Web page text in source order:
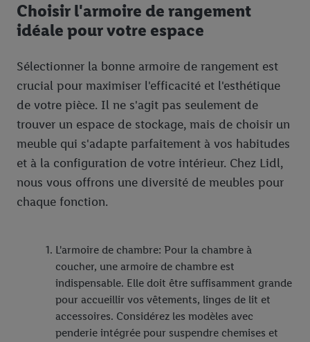
Choisir l'armoire de rangement
idéale pour votre espace
Sélectionner la bonne armoire de rangement est
crucial pour maximiser l'efficacité et l'esthétique
de votre pièce. Il ne s'agit pas seulement de
trouver un espace de stockage, mais de choisir un
meuble qui s'adapte parfaitement à vos habitudes
et à la configuration de votre intérieur. Chez Lidl,
nous vous offrons une diversité de meubles pour
chaque fonction.
L'armoire de chambre: Pour la chambre à
coucher, une armoire de chambre est
indispensable. Elle doit être suffisamment grande
pour accueillir vos vêtements, linges de lit et
accessoires. Considérez les modèles avec
penderie intégrée pour suspendre chemises et